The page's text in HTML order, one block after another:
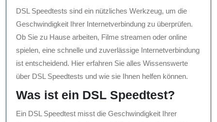
DSL Speedtests sind ein nützliches Werkzeug, um die
Geschwindigkeit Ihrer Internetverbindung zu überprüfen.
Ob Sie zu Hause arbeiten, Filme streamen oder online
spielen, eine schnelle und zuverlässige Internetverbindung
ist entscheidend. Hier erfahren Sie alles Wissenswerte
über DSL Speedtests und wie sie Ihnen helfen können.
Was ist ein DSL Speedtest?
Ein DSL Speedtest misst die Geschwindigkeit Ihrer